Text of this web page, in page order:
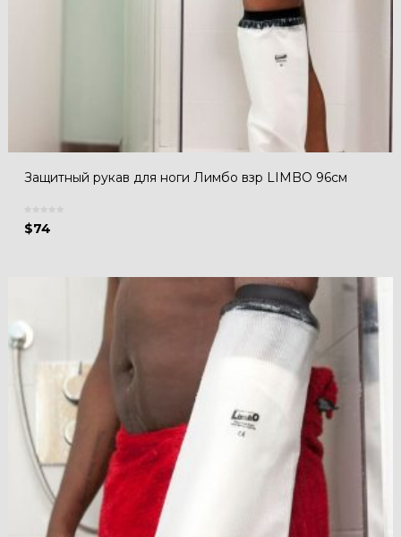
Защитный рукав для ноги Лимбо взр LIMBO 96см
$74